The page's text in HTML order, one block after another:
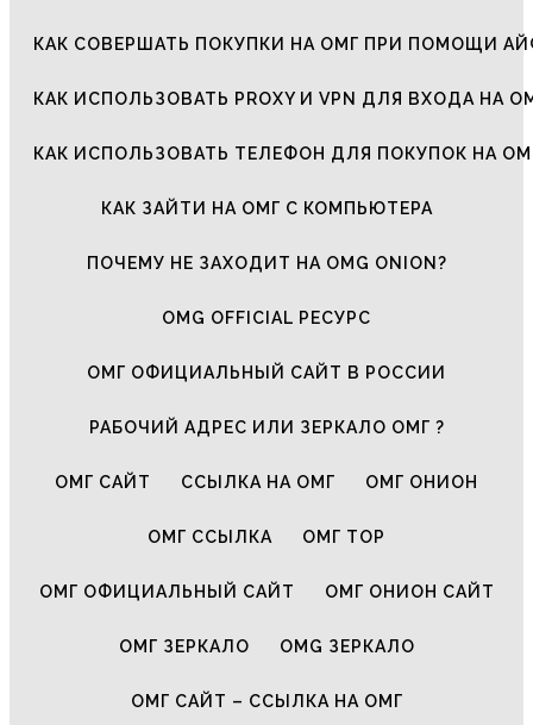
КАК СОВЕРШАТЬ ПОКУПКИ НА ОМГ ПРИ ПОМОЩИ
КАК ИСПОЛЬЗОВАТЬ PROXY И VPN ДЛЯ ВХОДА НА
КАК ИСПОЛЬЗОВАТЬ ТЕЛЕФОН ДЛЯ ПОКУПОК НА
КАК ЗАЙТИ НА ОМГ С КОМПЬЮТЕРА
ПОЧЕМУ НЕ ЗАХОДИТ НА OMG ONION?
OMG OFFICIAL РЕСУРС
ОМГ ОФИЦИАЛЬНЫЙ САЙТ В РОССИИ
РАБОЧИЙ АДРЕС ИЛИ ЗЕРКАЛО ОМГ ?
ОМГ САЙТ ССЫЛКА НА ОМГ ОМГ ОНИОН
ОМГ ССЫЛКА ОМГ ТОР
ОМГ ОФИЦИАЛЬНЫЙ САЙТ ОМГ ОНИОН САЙТ
ОМГ ЗЕРКАЛО OMG ЗЕРКАЛО
ОМГ САЙТ – ССЫЛКА НА ОМГ